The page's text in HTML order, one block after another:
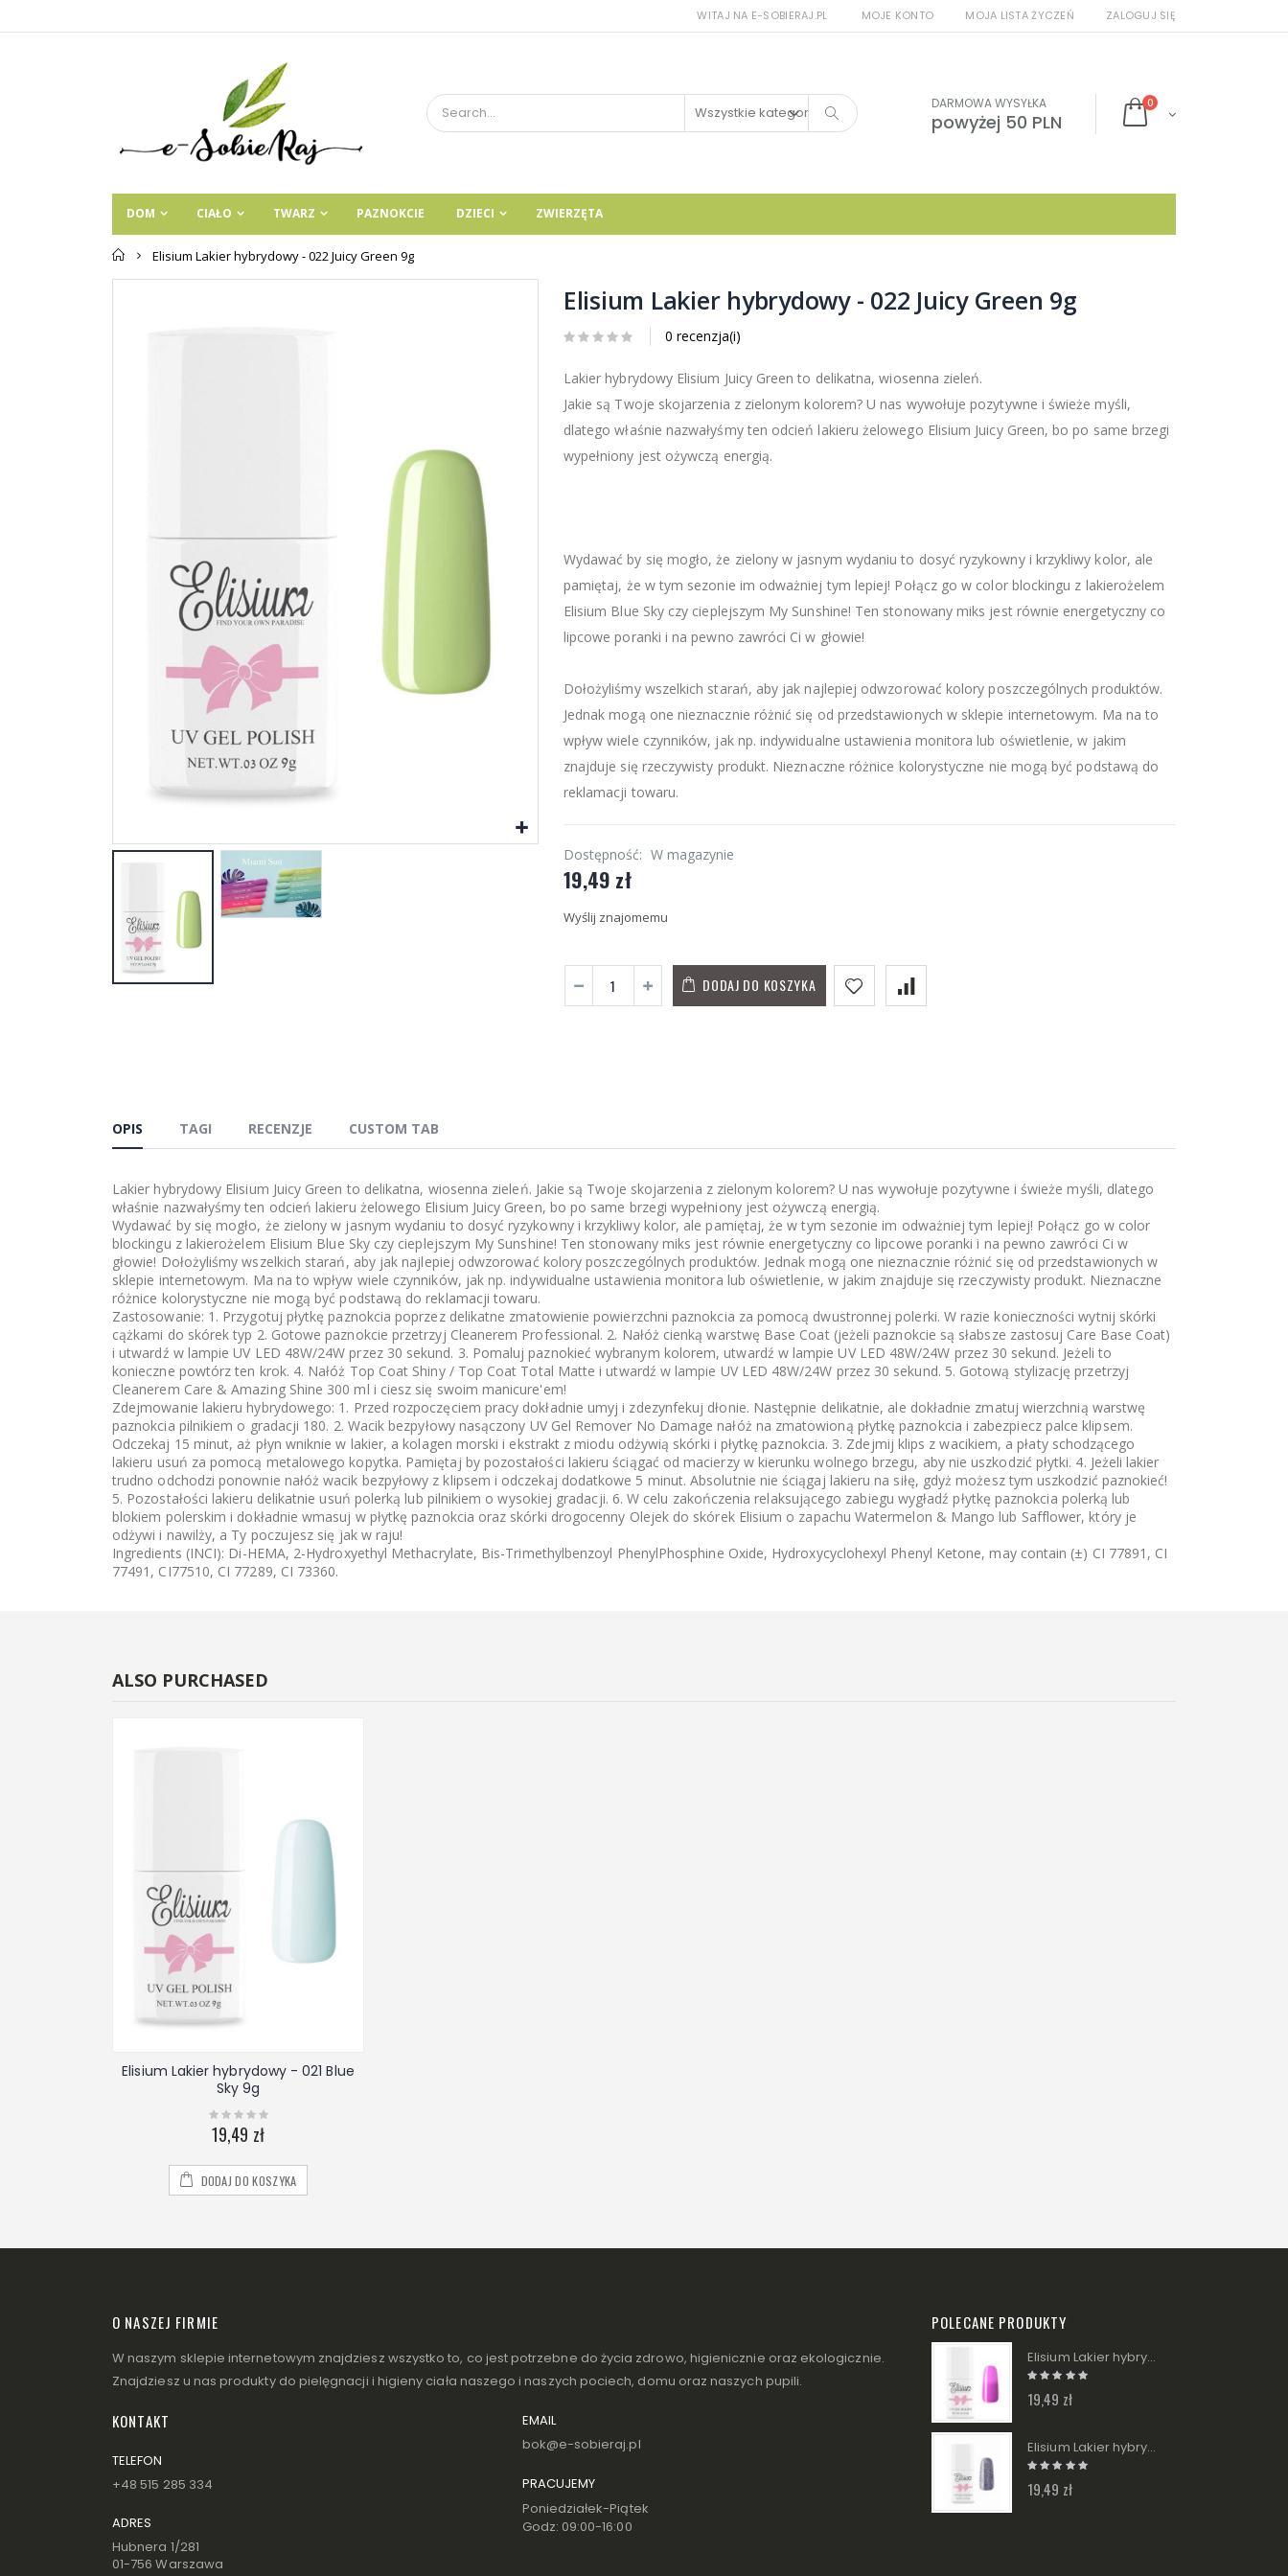
MOJE KONTO MOJA LISTA ŻYCZEŃ ZALOGUJ SIĘ
WITAJ NA E-SOBIERAJ.PL
DARMOWA WYSYŁKA
powyżej 50 PLN
0
DOM CIAŁO TWARZ PAZNOKCIE DZIECI ZWIERZĘTA
Strona
główna
Elisium Lakier hybrydowy - 022 Juicy Green 9g
Elisium Lakier hybrydowy - 022 Juicy Green 9g
0 recenzja(i)
Lakier hybrydowy Elisium Juicy Green to delikatna, wiosenna zieleń.
Jakie są Twoje skojarzenia z zielonym kolorem? U nas wywołuje pozytywne i świeże myśli,
dlatego właśnie nazwałyśmy ten odcień lakieru żelowego Elisium Juicy Green, bo po same brzegi
wypełniony jest ożywczą energią.
Wydawać by się mogło, że zielony w jasnym wydaniu to dosyć ryzykowny i krzykliwy kolor, ale
pamiętaj, że w tym sezonie im odważniej tym lepiej! Połącz go w color blockingu z lakierożelem
Elisium Blue Sky czy cieplejszym My Sunshine! Ten stonowany miks jest równie energetyczny co
lipcowe poranki i na pewno zawróci Ci w głowie!
Dołożyliśmy wszelkich starań, aby jak najlepiej odwzorować kolory poszczególnych produktów.
Jednak mogą one nieznacznie różnić się od przedstawionych w sklepie internetowym. Ma na to
wpływ wiele czynników, jak np. indywidualne ustawienia monitora lub oświetlenie, w jakim
znajduje się rzeczywisty produkt. Nieznaczne różnice kolorystyczne nie mogą być podstawą do
reklamacji towaru.
Dostępność: W magazynie
19,49 zł
Wyślij znajomemu
DODAJ DO KOSZYKA
OPIS TAGI RECENZJE CUSTOM TAB
Lakier hybrydowy Elisium Juicy Green to delikatna, wiosenna zieleń. Jakie są Twoje skojarzenia z zielonym kolorem? U nas wywołuje pozytywne i świeże myśli, dlatego
właśnie nazwałyśmy ten odcień lakieru żelowego Elisium Juicy Green, bo po same brzegi wypełniony jest ożywczą energią.
Wydawać by się mogło, że zielony w jasnym wydaniu to dosyć ryzykowny i krzykliwy kolor, ale pamiętaj, że w tym sezonie im odważniej tym lepiej! Połącz go w color
blockingu z lakierożelem Elisium Blue Sky czy cieplejszym My Sunshine! Ten stonowany miks jest równie energetyczny co lipcowe poranki i na pewno zawróci Ci w
głowie! Dołożyliśmy wszelkich starań, aby jak najlepiej odwzorować kolory poszczególnych produktów. Jednak mogą one nieznacznie różnić się od przedstawionych w
sklepie internetowym. Ma na to wpływ wiele czynników, jak np. indywidualne ustawienia monitora lub oświetlenie, w jakim znajduje się rzeczywisty produkt. Nieznaczne
różnice kolorystyczne nie mogą być podstawą do reklamacji towaru.
Zastosowanie: 1. Przygotuj płytkę paznokcia poprzez delikatne zmatowienie powierzchni paznokcia za pomocą dwustronnej polerki. W razie konieczności wytnij skórki
cążkami do skórek typ 2. Gotowe paznokcie przetrzyj Cleanerem Professional. 2. Nałóż cienką warstwę Base Coat (jeżeli paznokcie są słabsze zastosuj Care Base Coat)
i utwardź w lampie UV LED 48W/24W przez 30 sekund. 3. Pomaluj paznokieć wybranym kolorem, utwardź w lampie UV LED 48W/24W przez 30 sekund. Jeżeli to
konieczne powtórz ten krok. 4. Nałóż Top Coat Shiny / Top Coat Total Matte i utwardź w lampie UV LED 48W/24W przez 30 sekund. 5. Gotową stylizację przetrzyj
Cleanerem Care & Amazing Shine 300 ml i ciesz się swoim manicure'em!
Zdejmowanie lakieru hybrydowego: 1. Przed rozpoczęciem pracy dokładnie umyj i zdezynfekuj dłonie. Następnie delikatnie, ale dokładnie zmatuj wierzchnią warstwę
paznokcia pilnikiem o gradacji 180. 2. Wacik bezpyłowy nasączony UV Gel Remover No Damage nałóż na zmatowioną płytkę paznokcia i zabezpiecz palce klipsem.
Odczekaj 15 minut, aż płyn wniknie w lakier, a kolagen morski i ekstrakt z miodu odżywią skórki i płytkę paznokcia. 3. Zdejmij klips z wacikiem, a płaty schodzącego
lakieru usuń za pomocą metalowego kopytka. Pamiętaj by pozostałości lakieru ściągać od macierzy w kierunku wolnego brzegu, aby nie uszkodzić płytki. 4. Jeżeli lakier
trudno odchodzi ponownie nałóż wacik bezpyłowy z klipsem i odczekaj dodatkowe 5 minut. Absolutnie nie ściągaj lakieru na siłę, gdyż możesz tym uszkodzić paznokieć!
5. Pozostałości lakieru delikatnie usuń polerką lub pilnikiem o wysokiej gradacji. 6. W celu zakończenia relaksującego zabiegu wygładź płytkę paznokcia polerką lub
blokiem polerskim i dokładnie wmasuj w płytkę paznokcia oraz skórki drogocenny Olejek do skórek Elisium o zapachu Watermelon & Mango lub Safflower, który je
odżywi i nawilży, a Ty poczujesz się jak w raju!
Ingredients (INCI): Di-HEMA, 2-Hydroxyethyl Methacrylate, Bis-Trimethylbenzoyl PhenylPhosphine Oxide, Hydroxycyclohexyl Phenyl Ketone, may contain (±) CI 77891, CI
77491, CI77510, CI 77289, CI 73360.
ALSO PURCHASED
Elisium Lakier hybrydowy - 021 Blue
Sky 9g
19,49 zł
DODAJ DO KOSZYKA
O NASZEJ FIRMIE
W naszym sklepie internetowym znajdziesz wszystko to, co jest potrzebne do życia zdrowo, higienicznie oraz ekologicznie.
Znajdziesz u nas produkty do pielęgnacji i higieny ciała naszego i naszych pociech, domu oraz naszych pupili.
KONTAKT
TELEFON
+48 515 285 334
ADRES
Hubnera 1/281
01-756 Warszawa
EMAIL
bok@e-sobieraj.pl
PRACUJEMY
Poniedziałek-Piątek
Godz: 09:00-16:00
POLECANE PRODUKTY
Elisium Lakier hybrydowy - 087 Purple Rain 9g
19,49 zł
Elisium Lakier hybrydowy - 218 Brokatina 9g
19,49 zł